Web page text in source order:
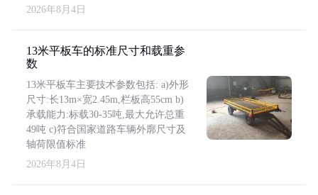
2026年8月4日
13米平板车的标准尺寸和载重参
数
13米平板车主要技术参数包括: a)外形
尺寸:长13m×宽2.45m,栏板高55cm b)
承载能力:标载30-35吨,最大允许总重
49吨 c)符合国家道路车辆外廓尺寸及
轴荷限值标准
2026年8月4日